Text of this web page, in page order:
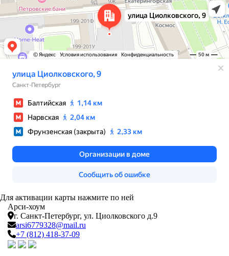
Для активации карты нажмите по ней
Арси-хоум
г. Санкт-Петербург, ул. Циолковского д.9
arsi6779328@mail.ru
+7 (812) 418-37-09